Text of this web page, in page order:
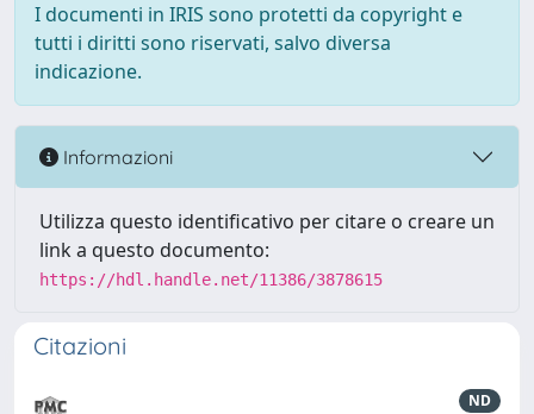
I documenti in IRIS sono protetti da copyright e
tutti i diritti sono riservati, salvo diversa
indicazione.
Informazioni
Utilizza questo identificativo per citare o creare un
link a questo documento:
https://hdl.handle.net/11386/3878615
Citazioni
ND